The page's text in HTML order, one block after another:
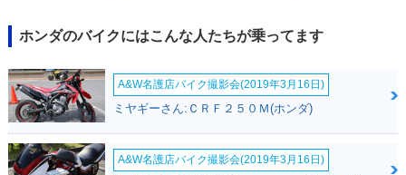
ル。2017年11月には再びモデルチェンジされ、スタンダードなカブらし
い丸目ヘッドライトが復活し（同時にLED化）、国内生産（熊本製作所）
に回帰した。2018年11月には、スーパーカブ60周年を記念したアニバー
サリーモデルが受注期間限定で販売された（スーパーカブ110/50とも
に）。環境規制が強化されていく中で、スーパーカブ50の生産は終了する
ことになり、2024年12月に「ファイナルエディション」が発売された。
イト）となった。
ホンダのバイクにはこんな人たちが乗ってます
A&W名護店バイク撮影会(2019年3月16日)
ミヤギーさん:ＣＲＦ２５０Ｍ(ホンダ)
A&W名護店バイク撮影会(2019年3月16日)